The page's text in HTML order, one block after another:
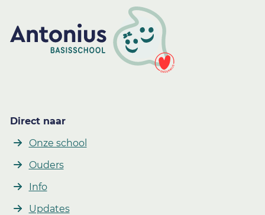
Direct naar
Onze school
Ouders
Info
Updates